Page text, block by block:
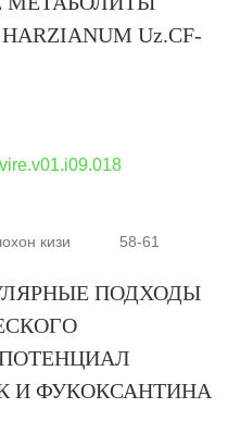
Uz.CF-
кизи
58-61
ПОДХОДЫ
И ФУКОКСАНТИНА